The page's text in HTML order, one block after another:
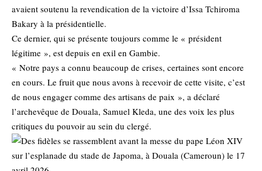
avaient soutenu la revendication de la victoire d’Issa Tchiroma
Bakary à la présidentielle.
Ce dernier, qui se présente toujours comme le « président
légitime », est depuis en exil en Gambie.
« Notre pays a connu beaucoup de crises, certaines sont encore
en cours. Le fruit que nous avons à recevoir de cette visite, c’est
de nous engager comme des artisans de paix », a déclaré
l’archevêque de Douala, Samuel Kleda, une des voix les plus
critiques du pouvoir au sein du clergé.